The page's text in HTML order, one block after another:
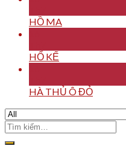
HỒ MA
HỔ KẾ
HÀ THỦ Ô ĐỎ
Tìm
kiếm: